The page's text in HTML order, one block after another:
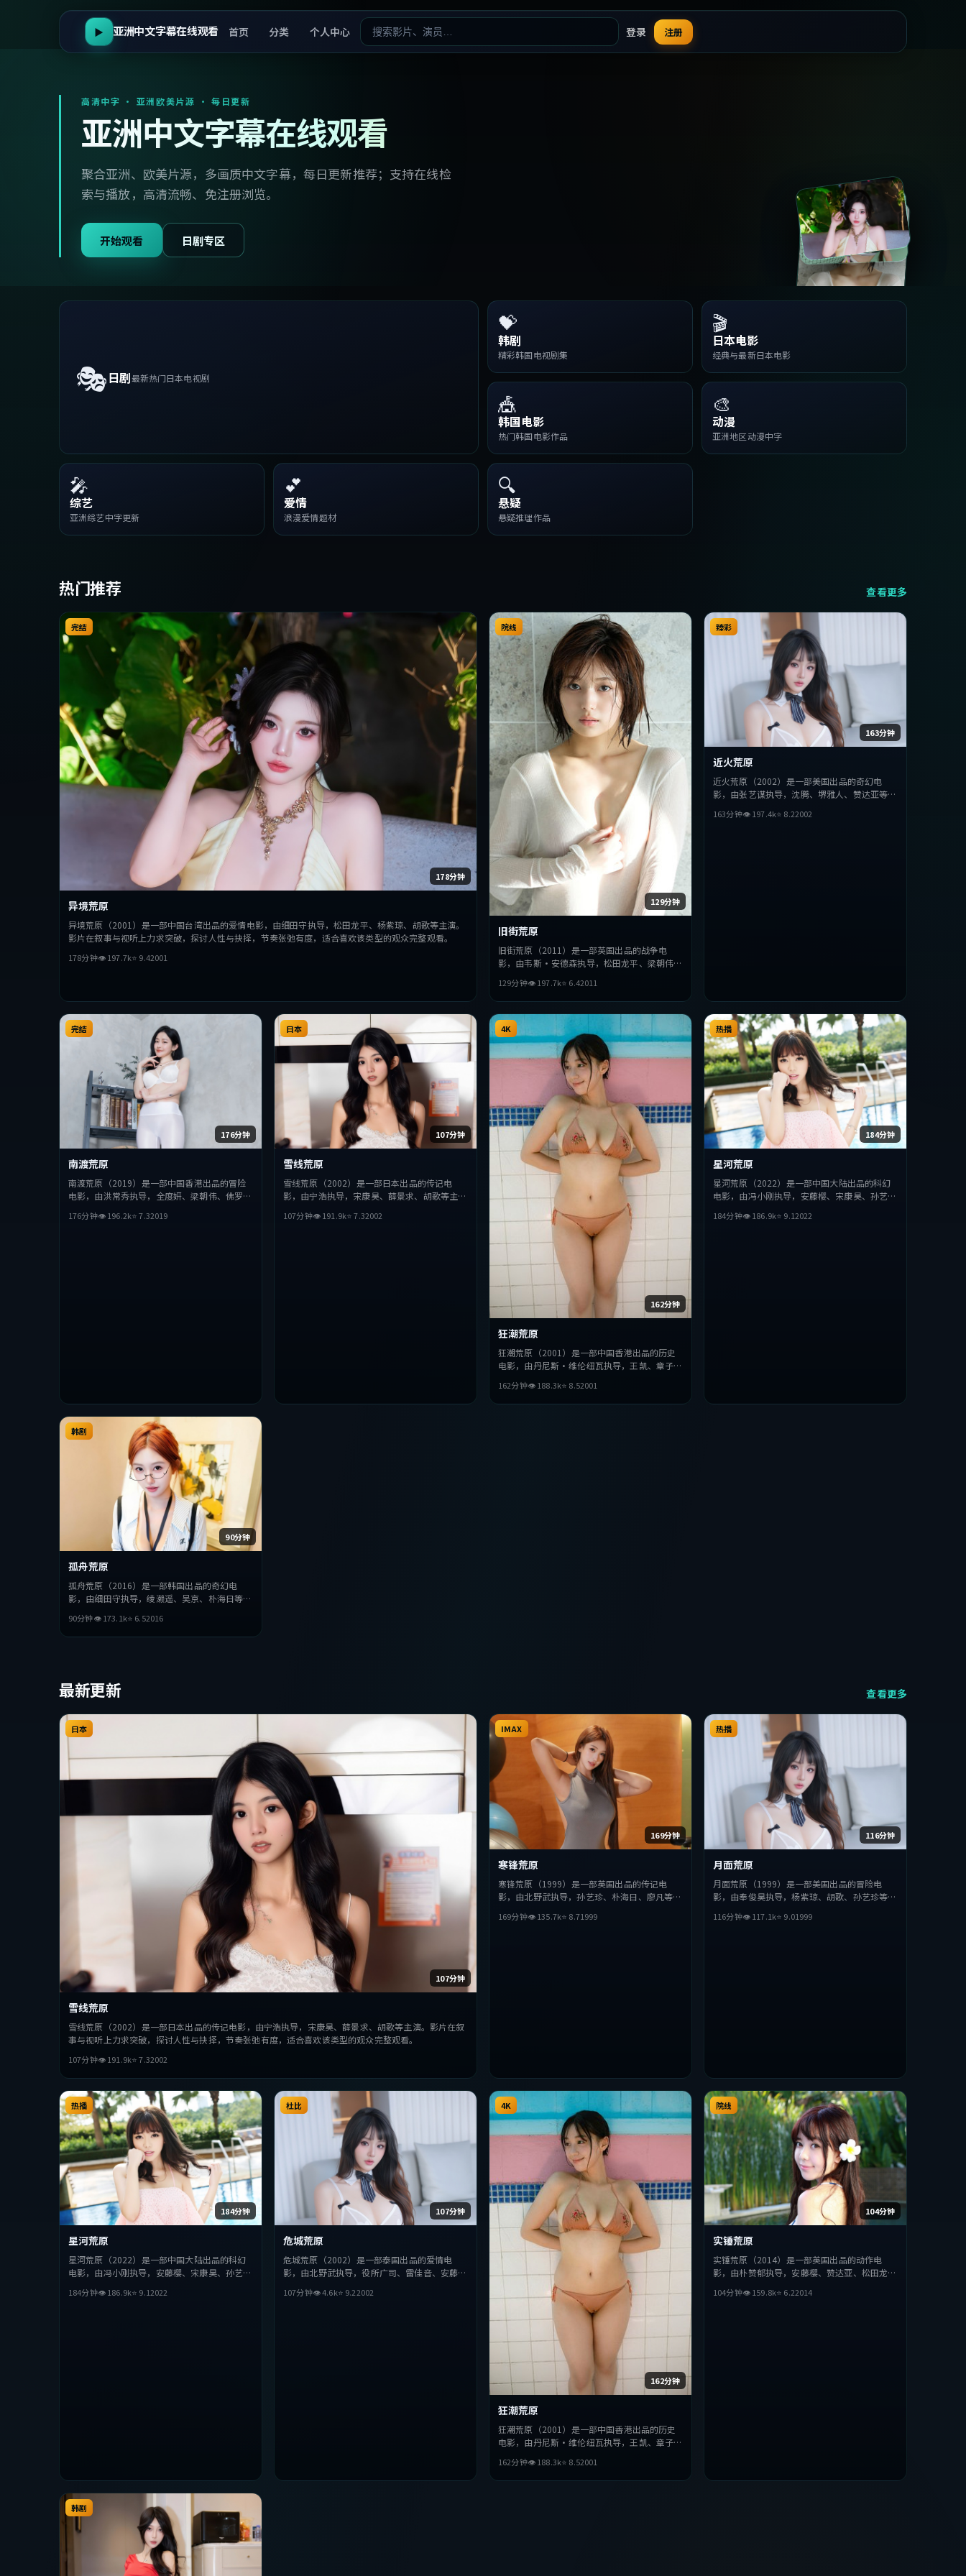
▶ 亚洲中文字幕在线观看 首页 分类 个人中心 登录 注册
高清中字 · 亚洲欧美片源 · 每日更新
亚洲中文字幕在线观看
聚合亚洲、欧美片源，多画质中文字幕，每日更新推荐；支持在线检
索与播放，高清流畅、免注册浏览。
开始观看 日剧专区
🎭日剧最新热门日本电视剧
💝
韩剧
精彩韩国电视剧集
🎬
日本电影
经典与最新日本电影
🎪
韩国电影
热门韩国电影作品
🎨
动漫
亚洲地区动漫中字
🎤
综艺
亚洲综艺中字更新
💕
爱情
浪漫爱情题材
🔍
悬疑
悬疑推理作品
热门推荐 查看更多
178分钟
完结
异境荒原
异境荒原（2001）是一部中国台湾出品的爱情电影，由细田守执导，松田龙平、杨紫琼、胡歌等主演。
影片在叙事与视听上力求突破，探讨人性与抉择，节奏张弛有度，适合喜欢该类型的观众完整观看。
178分钟👁197.7k⭐ 9.42001
129分钟
院线
旧街荒原
旧街荒原（2011）是一部英国出品的战争电
影，由韦斯·安德森执导，松田龙平、梁朝伟、
探讨人性与抉择，节奏张弛有度，适合喜欢该类
型的观众完整观看。
129分钟👁197.7k⭐ 6.42011
163分钟
臻彩
近火荒原
近火荒原（2002）是一部美国出品的奇幻电
影，由张艺谋执导，沈腾、堺雅人、赞达亚等主
抉择，节奏张弛有度，适合喜欢该类型的观众完
163分钟👁197.4k⭐ 8.22002
176分钟
完结
南渡荒原
南渡荒原（2019）是一部中国香港出品的冒险
电影，由洪常秀执导，全度妍、梁朝伟、佛罗伦
探讨人性与抉择，节奏张弛有度，适合喜欢该类
176分钟👁196.2k⭐7.32019
107分钟
日本
雪线荒原
雪线荒原（2002）是一部日本出品的传记电
影，由宁浩执导，宋康昊、薛景求、胡歌等主
抉择，节奏张弛有度，适合喜欢该类型的观众完
107分钟👁191.9k⭐7.32002
162分钟
4K
狂潮荒原
狂潮荒原（2001）是一部中国香港出品的历史
电影，由丹尼斯·维伦纽瓦执导，王凯、章子
破，探讨人性与抉择，节奏张弛有度，适合喜欢
该类型的观众完整观看。
162分钟👁188.3k⭐ 8.52001
184分钟
热播
星河荒原
星河荒原（2022）是一部中国大陆出品的科幻
电影，由冯小刚执导，安藤樱、宋康昊、孙艺珍
性与抉择，节奏张弛有度，适合喜欢该类型的观
184分钟👁186.9k⭐ 9.12022
90分钟
韩剧
孤舟荒原
孤舟荒原（2016）是一部韩国出品的奇幻电
影，由细田守执导，绫濑遥、吴京、朴海日等主
抉择，节奏张弛有度，适合喜欢该类型的观众完
整观看。
90分钟👁173.1k⭐ 6.52016
最新更新 查看更多
107分钟
日本
雪线荒原
雪线荒原（2002）是一部日本出品的传记电影，由宁浩执导，宋康昊、薛景求、胡歌等主演。影片在叙
事与视听上力求突破，探讨人性与抉择，节奏张弛有度，适合喜欢该类型的观众完整观看。
107分钟👁191.9k⭐7.32002
169分钟
IMAX
寒锋荒原
寒锋荒原（1999）是一部英国出品的传记电
影，由北野武执导，孙艺珍、朴海日、廖凡等主
抉择，节奏张弛有度，适合喜欢该类型的观众完
169分钟👁135.7k⭐ 8.71999
116分钟
热播
月面荒原
月面荒原（1999）是一部美国出品的冒险电
影，由奉俊昊执导，杨紫琼、胡歌、孙艺珍等主
抉择，节奏张弛有度，适合喜欢该类型的观众完
116分钟👁117.1k⭐ 9.01999
184分钟
热播
星河荒原
星河荒原（2022）是一部中国大陆出品的科幻
电影，由冯小刚执导，安藤樱、宋康昊、孙艺珍
性与抉择，节奏张弛有度，适合喜欢该类型的观
184分钟👁186.9k⭐ 9.12022
107分钟
杜比
危城荒原
危城荒原（2002）是一部泰国出品的爱情电
影，由北野武执导，役所广司、雷佳音、安藤樱
性与抉择，节奏张弛有度，适合喜欢该类型的观
107分钟👁4.6k⭐ 9.22002
162分钟
4K
狂潮荒原
狂潮荒原（2001）是一部中国香港出品的历史
电影，由丹尼斯·维伦纽瓦执导，王凯、章子
破，探讨人性与抉择，节奏张弛有度，适合喜欢
该类型的观众完整观看。
162分钟👁188.3k⭐ 8.52001
104分钟
院线
实锤荒原
实锤荒原（2014）是一部英国出品的动作电
影，由朴赞郁执导，安藤樱、赞达亚、松田龙平
性与抉择，节奏张弛有度，适合喜欢该类型的观
104分钟👁159.8k⭐ 6.22014
韩剧